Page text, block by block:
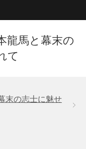
龍馬と幕末の
て
末の志士に魅せ